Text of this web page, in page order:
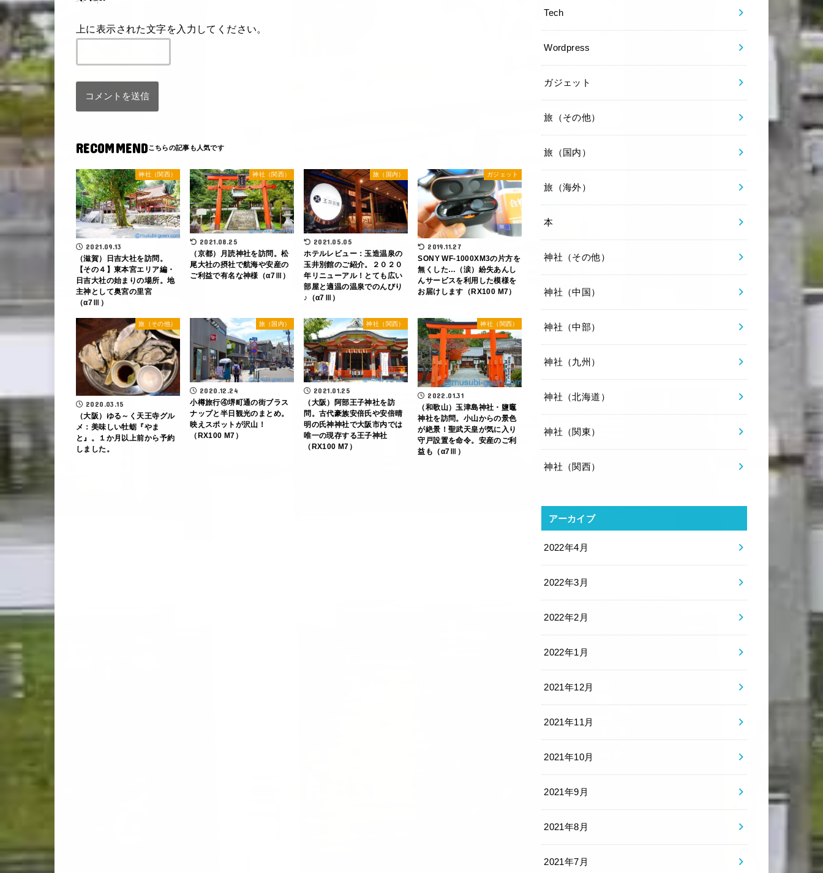
上に表示された文字を入力してください。
RECOMMEND
神社（関西）
2021.09.13
（滋賀）日吉大社を訪問。
【その４】東本宮エリア編・
日吉大社の始まりの場所。地
主神として奥宮の里宮
（α7Ⅲ）
神社（関西）
2021.08.25
（京都）月読神社を訪問。松
尾大社の摂社で航海や安産の
ご利益で有名な神様（α7Ⅲ）
旅（国内）
2021.05.05
ホテルレビュー：玉造温泉の
玉井別館のご紹介。２０２０
年リニューアル！とても広い
部屋と適温の温泉でのんびり
♪（α7Ⅲ）
ガジェット
2019.11.27
SONY WF-1000XM3の片方を
無くした…（涙）紛失あんし
んサービスを利用した模様を
お届けします（RX100 M7）
旅（その他）
2020.03.15
（大阪）ゆる～く天王寺グル
メ：美味しい牡蛎『やま
と』。１か月以上前から予約
しました。
旅（国内）
2020.12.24
小樽旅行④堺町通の街ブラス
ナップと半日観光のまとめ。
映えスポットが沢山！
（RX100 M7）
神社（関西）
2021.01.25
（大阪）阿部王子神社を訪
問。古代豪族安倍氏や安倍晴
明の氏神神社で大阪市内では
唯一の現存する王子神社
（RX100 M7）
神社（関西）
2022.01.31
（和歌山）玉津島神社・鹽竈
神社を訪問。小山からの景色
が絶景！聖武天皇が気に入り
守戸設置を命令。安産のご利
益も（α7Ⅲ）
Tech
Wordpress
ガジェット
旅（その他）
旅（国内）
旅（海外）
本
神社（その他）
神社（中国）
神社（中部）
神社（九州）
神社（北海道）
神社（関東）
神社（関西）
アーカイブ
2022年4月
2022年3月
2022年2月
2022年1月
2021年12月
2021年11月
2021年10月
2021年9月
2021年8月
2021年7月